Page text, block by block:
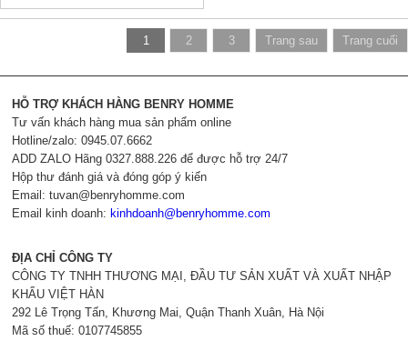
1 2 3 Trang sau Trang cuối
HỖ TRỢ KHÁCH HÀNG BENRY HOMME
Tư vấn khách hàng mua sản phẩm online
Hotline/zalo: 0945.07.6662
ADD ZALO Hãng 0327.888.226 để được hỗ trợ 24/7
Hộp thư đánh giá và đóng góp ý kiến
Email:tuvan@benryhomme.com
Email kinh doanh: kinhdoanh@benryhomme.com
ĐỊA CHỈ CÔNG TY
CÔNG TY TNHH THƯƠNG MẠI, ĐẦU TƯ SẢN XUẤT VÀ XUẤT NHẬP
KHẨU VIỆT HÀN
292 Lê Trọng Tấn, Khương Mai, Quận Thanh Xuân, Hà Nội
Mã số thuế: 0107745855